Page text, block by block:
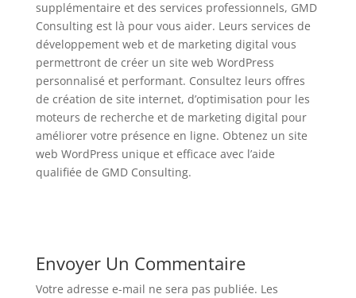
supplémentaire et des services professionnels, GMD
Consulting est là pour vous aider. Leurs services de
développement web et de marketing digital vous
permettront de créer un site web WordPress
personnalisé et performant. Consultez leurs offres
de création de site internet, d’optimisation pour les
moteurs de recherche et de marketing digital pour
améliorer votre présence en ligne. Obtenez un site
web WordPress unique et efficace avec l’aide
qualifiée de GMD Consulting.
Envoyer Un Commentaire
Votre adresse e-mail ne sera pas publiée. Les